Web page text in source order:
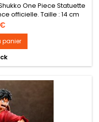
One Piece Statuette
officielle. Taille : 14 cm
panier